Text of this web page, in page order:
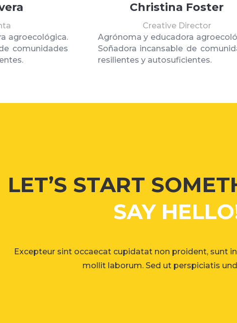
agroecológica.
comunidades
Christina Foster
Creative Director
Agrónoma y educadora
Soñadora incansable de
resilientes y autosuficientes.
LET’S START
SAY
Excepteur sint occaecat cupidatat non proident, sunt
mollit laborum. Sed ut perspiciatis